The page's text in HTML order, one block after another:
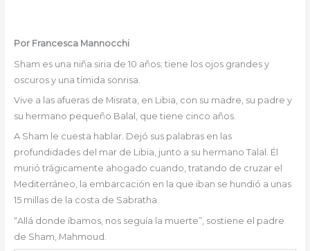
Por Francesca Mannocchi
Sham es una niña siria de 10 años; tiene los ojos grandes y
oscuros y una tímida sonrisa.
Vive a las afueras de Misrata, en Libia, con su madre, su padre y
su hermano pequeño Balal, que tiene cinco años.
A Sham le cuesta hablar. Dejó sus palabras en las
profundidades del mar de Libia, junto a su hermano Talal. Él
murió trágicamente ahogado cuando, tratando de cruzar el
Mediterráneo, la embarcación en la que iban se hundió a unas
15 millas de la costa de Sabratha.
“Allá donde íbamos, nos seguía la muerte”, sostiene el padre
de Sham, Mahmoud.